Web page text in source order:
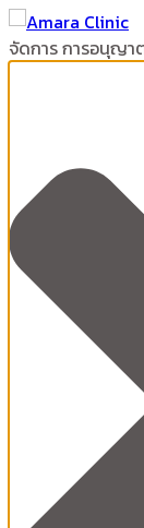
จัดการ การอนุญา